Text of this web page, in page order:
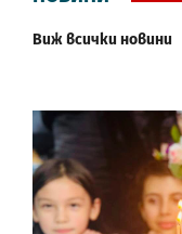
Виж всички новини